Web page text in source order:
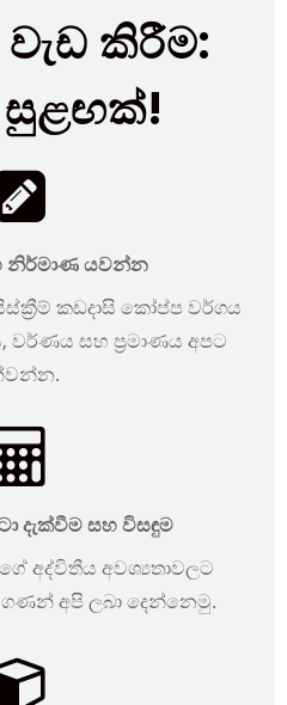
කිරීම:
සුළඟක්!
නිර්මාණ යවන්න
කඩදාසි කෝප්ප වර්ගය
වර්ණය සහ ප්‍රමාණය අපට
දැක්වීම සහ විසඳුම
අද්විතීය අවශ්‍යතාවලට
ගණන් අපි ලබා දෙන්නෙමු.